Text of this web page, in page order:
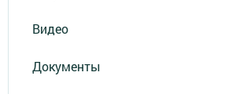
Видео
Документы